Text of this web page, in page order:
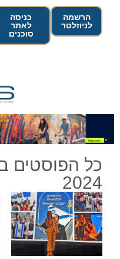
הרשמה
לניוזלטר
כניסה
לאתר
סוכנים
2024